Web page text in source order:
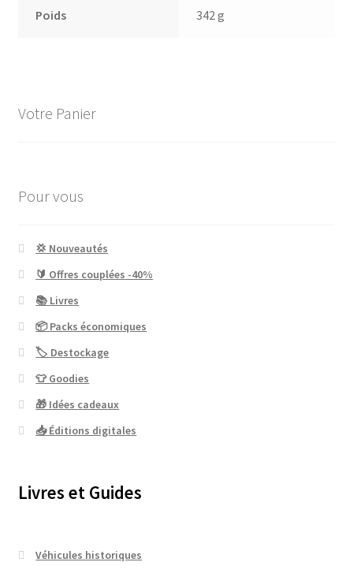
Poids 342 g
Votre Panier
Pour vous
💢 Nouveautés
🔰 Offres couplées -40%
📚 Livres
📦 Packs économiques
🏷 Destockage
👕 Goodies
🎁 Idées cadeaux
📥 Éditions digitales
Livres et Guides
Véhicules historiques